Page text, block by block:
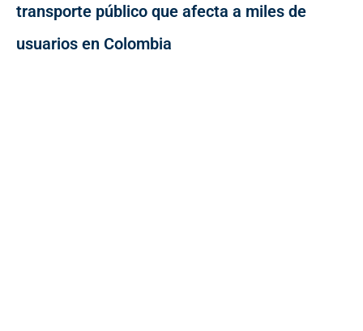
transporte público que afecta a miles de
usuarios en Colombia